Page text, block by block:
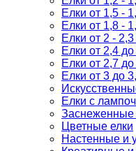
Елки от 1,5 -
Елки от 1,8 -
Елки от 2 -
Елки от 2,4
Елки от 2,7
Елки от 3 до
Елки с
Заснеженные
Цветные елки
Настенные и